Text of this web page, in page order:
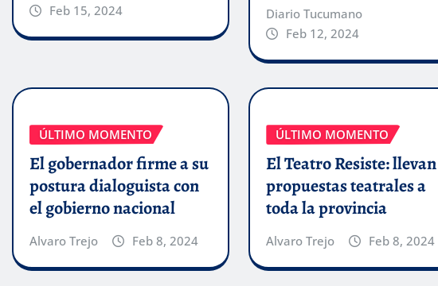
Feb 15, 2024
Diario Tucumano
Feb 12, 2024
ÚLTIMO MOMENTO
El gobernador firme a su
postura dialoguista con
el gobierno nacional
Alvaro Trejo Feb 8, 2024
ÚLTIMO MOMENTO
El Teatro Resiste: llevan
propuestas teatrales a
toda la provincia
Alvaro Trejo Feb 8, 2024